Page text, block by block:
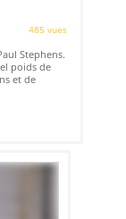
485 vues
Stephens.
poids de
et de